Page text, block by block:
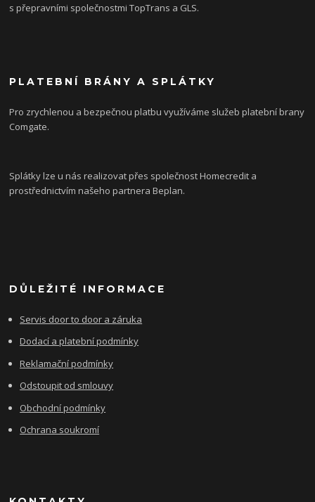
s přepravními společnostmi TopTrans a GLS.
PLATEBNÍ BRÁNY A SPLÁTKY
Pro zrychlenou a bezpečnou platbu využíváme služeb platební brany
Comgate.
Splátky lze u nás realizovat přes společnost Homecredit a
prostřednictvím našeho partnera Beplan.
DŮLEŽITÉ INFORMACE
Servis door to door a záruka
Dodací a platební podmínky
Reklamační podmínky
Odstoupit od smlouvy
Obchodní podmínky
Ochrana soukromí